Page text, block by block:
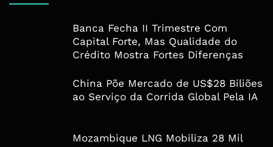
Banca Fecha II Trimestre Com
Capital Forte, Mas Qualidade do
Crédito Mostra Fortes Diferenças
China Põe Mercado de US$28 Biliões
ao Serviço da Corrida Global Pela IA
Mozambique LNG Mobiliza 28 Mil